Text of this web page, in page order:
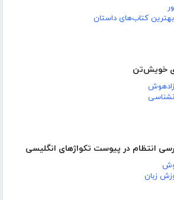
بهترین کتاب‌های داستان
خویش‌تن
انتظام در پیوست تکواژهای انگلیسی
زبان